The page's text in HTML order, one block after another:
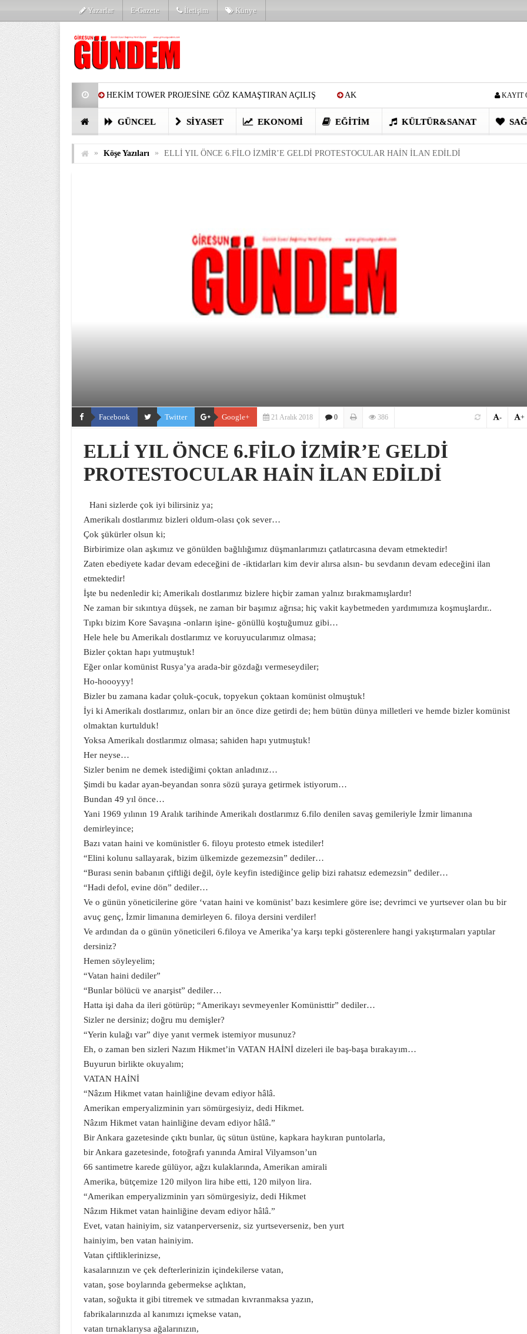
Yazarlar E-Gazete İletişim Künye
HEKİM TOWER PROJESİNE GÖZ KAMAŞTIRAN AÇILIŞ AK
PARTİ’DE YENİ YÜZLER HARUN CİCİ: VİDEOYU GÖRÜNCE
KAYIT
GÜNCEL SIYASET EKONOMI EĞITIM KÜLTÜR&SANAT
» Köşe Yazıları » ELLİ YIL ÖNCE 6.FİLO İZMİR’E GELDİ PROTESTOCULAR HAİN İLAN EDİLDİ
Facebook Twitter Google+ 21 Aralık 2018 0 386 +
-
ELLİ YIL ÖNCE 6.FİLO İZMİR’E GELDİ
PROTESTOCULAR HAİN İLAN EDİLDİ
Hani sizlerde çok iyi bilirsiniz ya;
Amerikalı dostlarımız bizleri oldum-olası çok sever…
Çok şükürler olsun ki;
Birbirimize olan aşkımız ve gönülden bağlılığımız düşmanlarımızı çatlatırcasına devam etmektedir!
Zaten ebediyete kadar devam edeceğini de -iktidarları kim devir alırsa alsın- bu sevdanın devam edeceğini ilan
etmektedir!
İşte bu nedenledir ki; Amerikalı dostlarımız bizlere hiçbir zaman yalnız bırakmamışlardır!
Ne zaman bir sıkıntıya düşsek, ne zaman bir başımız ağrısa; hiç vakit kaybetmeden yardımımıza koşmuşlardır..
Tıpkı bizim Kore Savaşına -onların işine- gönüllü koştuğumuz gibi…
Hele hele bu Amerikalı dostlarımız ve koruyucularımız olmasa;
Bizler çoktan hapı yutmuştuk!
Eğer onlar komünist Rusya’ya arada-bir gözdağı vermeseydiler;
Ho-hoooyyy!
Bizler bu zamana kadar çoluk-çocuk, topyekun çoktaan komünist olmuştuk!
İyi ki Amerikalı dostlarımız, onları bir an önce dize getirdi de; hem bütün dünya milletleri ve hemde bizler komünist
olmaktan kurtulduk!
Yoksa Amerikalı dostlarımız olmasa; sahiden hapı yutmuştuk!
Her neyse…
Sizler benim ne demek istediğimi çoktan anladınız…
Şimdi bu kadar ayan-beyandan sonra sözü şuraya getirmek istiyorum…
Bundan 49 yıl önce…
Yani 1969 yılının 19 Aralık tarihinde Amerikalı dostlarımız 6.filo denilen savaş gemileriyle İzmir limanına
demirleyince;
Bazı vatan haini ve komünistler 6. filoyu protesto etmek istediler!
“Elini kolunu sallayarak, bizim ülkemizde gezemezsin” dediler…
“Burası senin babanın çiftliği değil, öyle keyfin istediğince gelip bizi rahatsız edemezsin” dediler…
“Hadi defol, evine dön” dediler…
Ve o günün yöneticilerine göre ‘vatan haini ve komünist’ bazı kesimlere göre ise; devrimci ve yurtsever olan bu bir
avuç genç, İzmir limanına demirleyen 6. filoya dersini verdiler!
Ve ardından da o günün yöneticileri 6.filoya ve Amerika’ya karşı tepki gösterenlere hangi yakıştırmaları yaptılar
dersiniz?
Hemen söyleyelim;
“Vatan haini dediler”
“Bunlar bölücü ve anarşist” dediler…
Hatta işi daha da ileri götürüp; “Amerikayı sevmeyenler Komünisttir” dediler…
Sizler ne dersiniz; doğru mu demişler?
“Yerin kulağı var” diye yanıt vermek istemiyor musunuz?
Eh, o zaman ben sizleri Nazım Hikmet’in VATAN HAİNİ dizeleri ile baş-başa bırakayım…
Buyurun birlikte okuyalım;
VATAN HAİNİ
“Nâzım Hikmet vatan hainliğine devam ediyor hâlâ.
Amerikan emperyalizminin yarı sömürgesiyiz, dedi Hikmet.
Nâzım Hikmet vatan hainliğine devam ediyor hâlâ.”
Bir Ankara gazetesinde çıktı bunlar, üç sütun üstüne, kapkara haykıran puntolarla,
bir Ankara gazetesinde, fotoğrafı yanında Amiral Vilyamson’un
66 santimetre karede gülüyor, ağzı kulaklarında, Amerikan amirali
Amerika, bütçemize 120 milyon lira hibe etti, 120 milyon lira.
“Amerikan emperyalizminin yarı sömürgesiyiz, dedi Hikmet
Nâzım Hikmet vatan hainliğine devam ediyor hâlâ.”
Evet, vatan hainiyim, siz vatanperverseniz, siz yurtseverseniz, ben yurt
hainiyim, ben vatan hainiyim.
Vatan çiftliklerinizse,
kasalarınızın ve çek defterlerinizin içindekilerse vatan,
vatan, şose boylarında gebermekse açlıktan,
vatan, soğukta it gibi titremek ve sıtmadan kıvranmaksa yazın,
fabrikalarınızda al kanımızı içmekse vatan,
vatan tırnaklarıysa ağalarınızın,